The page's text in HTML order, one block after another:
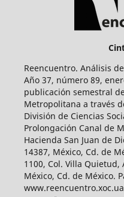
Reencuentro. Análisis
Año 37, número 89,
publicación semestral
Metropolitana a través
División de Ciencias
Prolongación Canal de
Hacienda San Juan de
14387, México, Cd. de
1100, Col. Villa Quietud,
México, Cd. de México.